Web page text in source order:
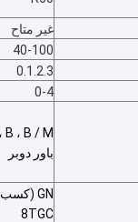
غير متاح
40-100
0.1.2.3
0-4
باور دوبر
GN (كسب)
8TGC